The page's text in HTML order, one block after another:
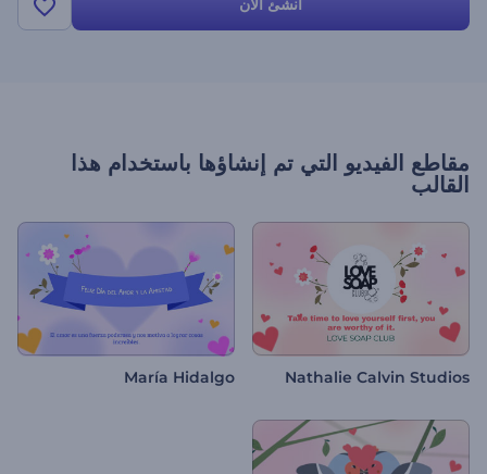
انشئ الأن
مقاطع الفيديو التي تم إنشاؤها باستخدام هذا
القالب
Nathalie Calvin Studios
María Hidalgo